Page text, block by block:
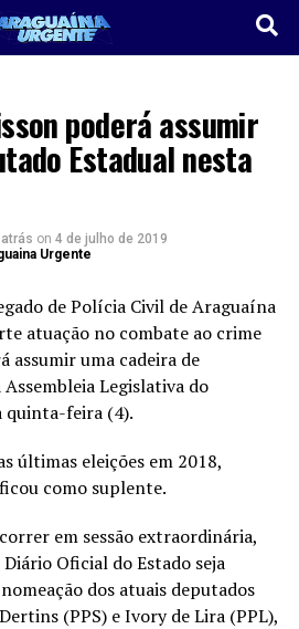
poderá assumir
Estadual nesta
on 4 de julho de 2019
Urgente
de Polícia Civil de Araguaína
atuação no combate ao crime
assumir uma cadeira de
Legislativa do
quinta-feira (4).
últimas eleições em 2018,
como suplente.
em sessão extraordinária,
Oficial do Estado seja
dos atuais deputados
(PPS) e Ivory de Lira (PPL),